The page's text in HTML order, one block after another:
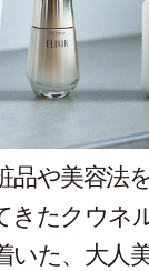
品や美容法
きたクウネ
いた、大人